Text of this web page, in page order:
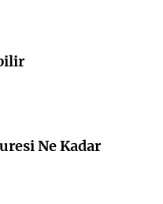
Ne Kadar